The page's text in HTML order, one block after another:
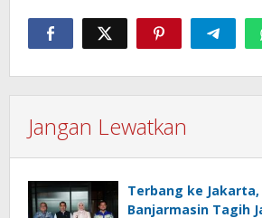
Jangan Lewatkan
Terbang ke Jakarta,
Banjarmasin Tagih